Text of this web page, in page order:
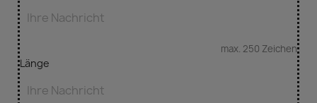
max. 250 Zeichen
Länge